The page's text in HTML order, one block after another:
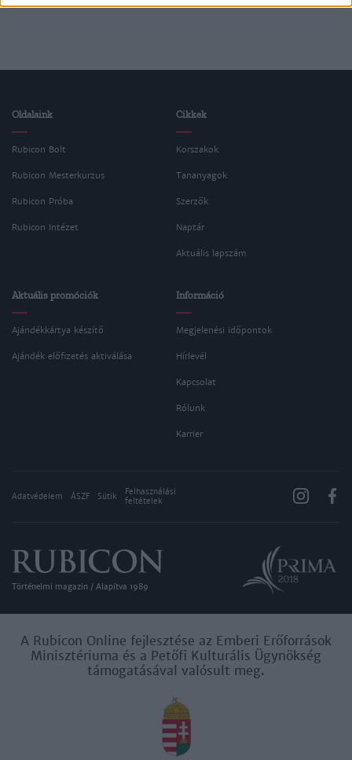
Oldalaink
Rubicon Bolt
Rubicon Mesterkurzus
Rubicon Próba
Rubicon Intézet
Cikkek
Korszakok
Tananyagok
Szerzők
Naptár
Aktuális lapszám
Aktuális promóciók
Ajándékkártya készítő
Ajándék előfizetés aktiválása
Információ
Megjelenési időpontok
Hírlevél
Kapcsolat
Rólunk
Karrier
Adatvédelem ÁSZF Sütik
Felhasználási
feltételek
Történelmi magazin / Alapítva 1989
A Rubicon Online fejlesztése az Emberi Erőforrások
Minisztériuma és a Petőfi Kulturális Ügynökség
támogatásával valósult meg.